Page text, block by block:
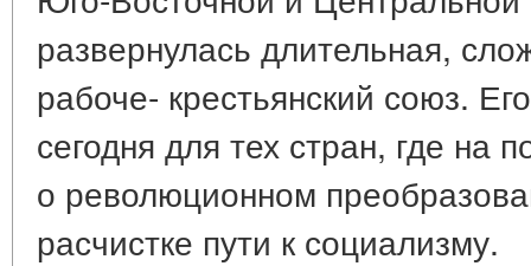
развернулась длительная,
рабоче- крестьянский союз.
сегодня для тех стран, где на
о революционном
расчистке пути к социализму.